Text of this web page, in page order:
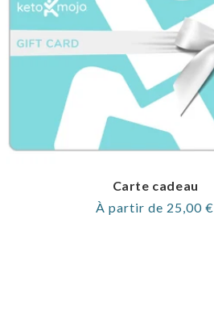
Carte cadeau
Prix
À partir de 25,00 €